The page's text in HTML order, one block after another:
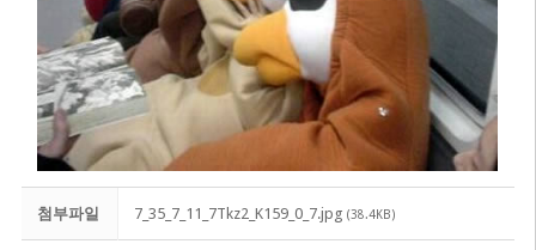
첨부파일 7_35_7_11_7Tkz2_K159_0_7.jpg (38.4KB)